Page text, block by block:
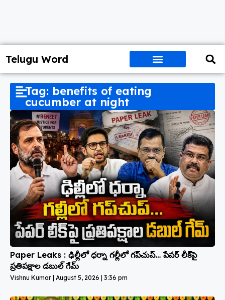
Telugu Word
Tag: benefits of eating
cucumber at night
Paper Leaks : ఢిల్లీలో ధర్నా గల్లీలో గప్‌చుప్… పేపర్ లీక్‌పై
ప్రతిపక్షాల డబుల్ గేమ్
Vishnu Kumar August 5, 2026 3:36 pm